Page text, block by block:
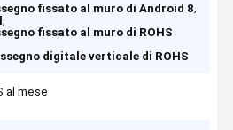
fissato al muro di Android 8,
,
fissato al muro di ROHS
digitale verticale di ROHS
al mese